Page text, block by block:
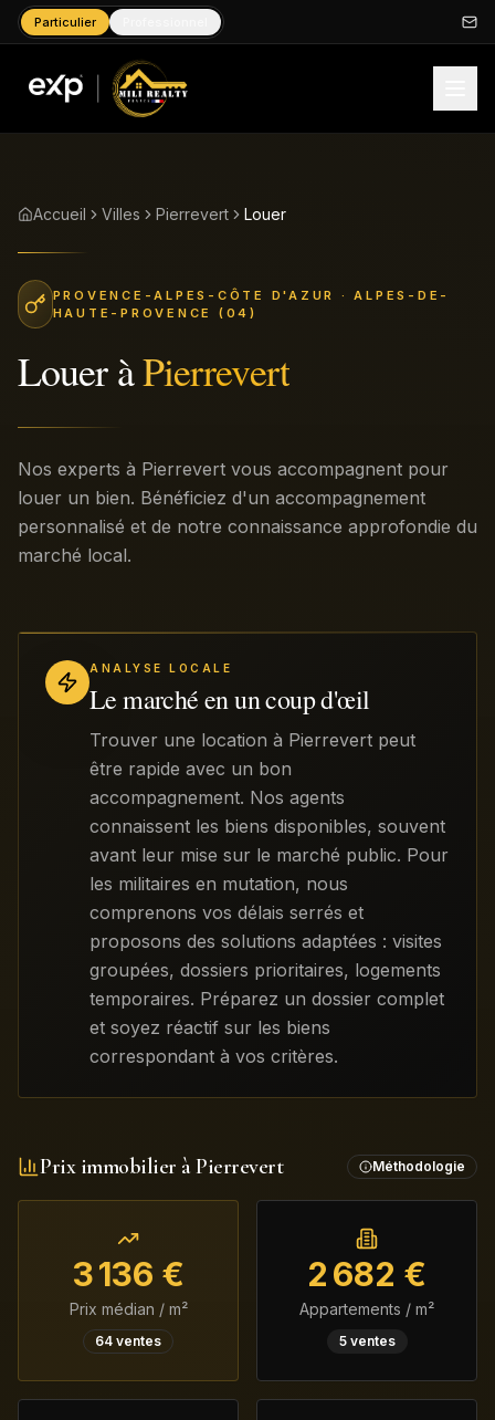
Particulier
Accueil Villes Pierrevert Louer
PROVENCE-ALPES-CÔTE D'AZUR
· ALPES-DE-
HAUTE-PROVENCE (04)
LoueràPierrevert
Nos experts à Pierrevert vous accompagnent pour
louer un bien. Bénéficiez d'un accompagnement
personnalisé et de notre connaissance approfondie du
marché local.
ANALYSE LOCALE
Le marché en un coup d'œil
Trouver une location à Pierrevert peut
être rapide avec un bon
accompagnement. Nos agents
connaissent les biens disponibles, souvent
avant leur mise sur le marché public. Pour
les militaires en mutation, nous
comprenons vos délais serrés et
proposons des solutions adaptées : visites
groupées, dossiers prioritaires, logements
temporaires. Préparez un dossier complet
et soyez réactif sur les biens
correspondant à vos critères.
Prix immobilier à Pierrevert Méthodologie
3 136 €
Prix médian / m²
64 ventes
2 682 €
Appartements / m²
5ventes